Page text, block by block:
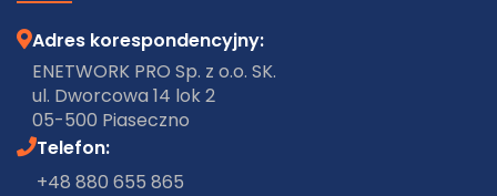
Adres korespondencyjny:
ENETWORK PRO Sp. z o.o. SK.
ul. Dworcowa 14 lok 2
05-500 Piaseczno
Telefon:
+48 880 655 865